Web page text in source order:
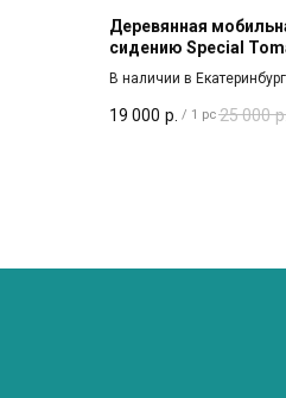
Деревянная
сидению Special
В наличии в
19 000 р. / 1 pc 25 000